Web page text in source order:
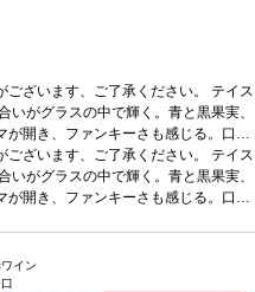
ざいます、ご了承ください。 テイス
いがグラスの中で輝く。青と黒果実、
開き、ファンキーさも感じる。口に
その他の核果、ジビエのエッセンスが
が支え、バランスも取れている。プ
官能的で凝縮したテクスチャーを伴
ざいます、ご了承ください。 テイス
いがグラスの中で輝く。青と黒果実、
開き、ファンキーさも感じる。口に
官能的で凝縮したテクスチャーを伴
シラー、シラー、グルナッシュ
イン